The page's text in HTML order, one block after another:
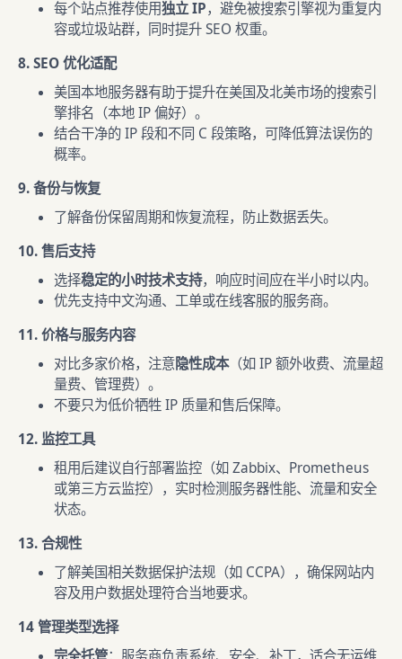
每个站点推荐使用独立 IP，避免被搜索引擎视为重复内
容或垃圾站群，同时提升 SEO 权重。
8. SEO 优化适配
美国本地服务器有助于提升在美国及北美市场的搜索引
擎排名（本地 IP 偏好）。
结合干净的 IP 段和不同 C 段策略，可降低算法误伤的
概率。
9. 备份与恢复
了解备份保留周期和恢复流程，防止数据丢失。
10. 售后支持
选择稳定的小时技术支持，响应时间应在半小时以内。
优先支持中文沟通、工单或在线客服的服务商。
11. 价格与服务内容
对比多家价格，注意隐性成本（如 IP 额外收费、流量超
量费、管理费）。
不要只为低价牺牲 IP 质量和售后保障。
12. 监控工具
租用后建议自行部署监控（如 Zabbix、Prometheus
或第三方云监控），实时检测服务器性能、流量和安全
状态。
13. 合规性
了解美国相关数据保护法规（如 CCPA），确保网站内
容及用户数据处理符合当地要求。
14 管理类型选择